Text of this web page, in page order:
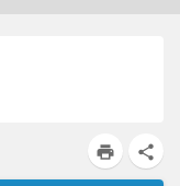
print share